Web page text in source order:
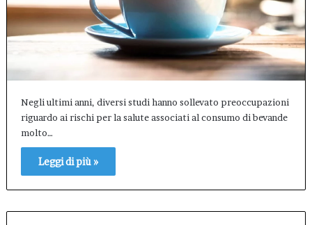
Negli ultimi anni, diversi studi hanno sollevato preoccupazioni
riguardo ai rischi per la salute associati al consumo di bevande
molto…
Leggi di più »